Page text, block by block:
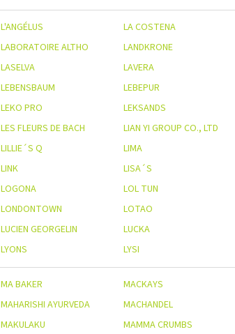
L'ANGÉLUS LA COSTENA
LABORATOIRE ALTHO
LANDKRONE
LASELVA
LAVERA
LEBENSBAUM
LEBEPUR
LEKO PRO
LEKSANDS
LES FLEURS DE BACH
LIAN YI GROUP CO., LTD
LILLIE´S Q
LIMA
LINK
LISA´S
LOGONA
LOL TUN
LONDONTOWN
LOTAO
LUCIEN GEORGELIN
LUCKA
LYONS
LYSI
MA BAKER MACKAYS
MAHARISHI AYURVEDA
MACHANDEL
MAKULAKU
MAMMA CRUMBS